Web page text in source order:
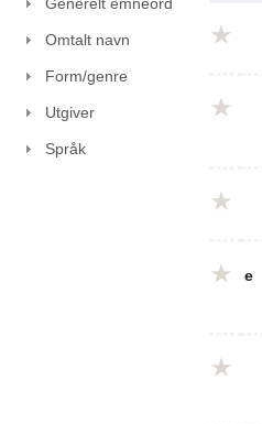
Omtalt navn
Form/genre
Utgiver
Språk
e